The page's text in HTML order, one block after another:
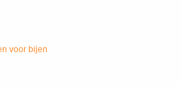
voor bijen